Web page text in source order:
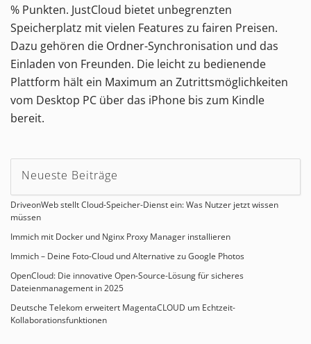
% Punkten. JustCloud bietet unbegrenzten
Speicherplatz mit vielen Features zu fairen Preisen.
Dazu gehören die Ordner-Synchronisation und das
Einladen von Freunden. Die leicht zu bedienende
Plattform hält ein Maximum an Zutrittsmöglichkeiten
vom Desktop PC über das iPhone bis zum Kindle
bereit.
Neueste Beiträge
DriveonWeb stellt Cloud-Speicher-Dienst ein: Was Nutzer jetzt wissen
müssen
Immich mit Docker und Nginx Proxy Manager installieren
Immich – Deine Foto-Cloud und Alternative zu Google Photos
OpenCloud: Die innovative Open-Source-Lösung für sicheres
Dateienmanagement in 2025
Deutsche Telekom erweitert MagentaCLOUD um Echtzeit-
Kollaborationsfunktionen